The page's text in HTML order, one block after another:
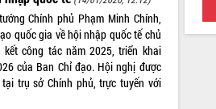
Chính phủ Phạm Minh Chính,
quốc gia về hội nhập quốc tế chủ
công tác năm 2025, triển khai
của Ban Chỉ đạo. Hội nghị được
trụ sở Chính phủ, trực tuyến với